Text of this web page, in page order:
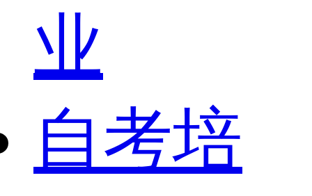
业
自考培